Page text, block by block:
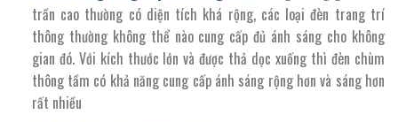
trần cao thường có diện tích khá rộng, các loại đèn trang trí
thông thường không thể nào cung cấp đủ ánh sáng cho không
gian đó. Với kích thước lớn và được thả dọc xuống thì đèn chùm
thông tầm có khả năng cung cấp ánh sáng rộng hơn và sáng hơn
rất nhiều